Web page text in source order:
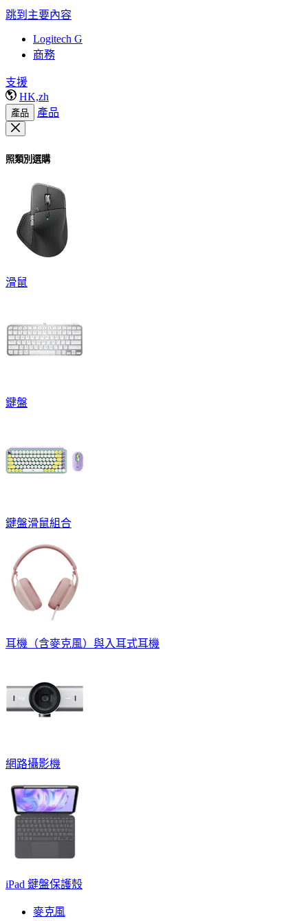
跳到主要內容
Logitech G
商務
支援
HK,zh
產品 產品
照類別選購
滑鼠
鍵盤
鍵盤滑鼠組合
耳機（含麥克風）與入耳式耳機
網路攝影機
iPad 鍵盤保護殼
麥克風